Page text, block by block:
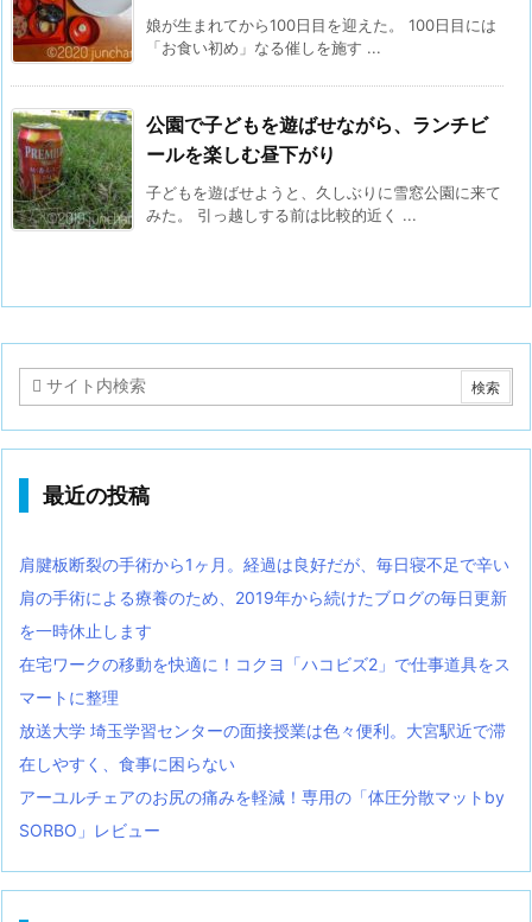
娘が生まれてから100日目を迎えた。 100日目には
「お食い初め」なる催しを施す ...
公園で子どもを遊ばせながら、ランチビ
ールを楽しむ昼下がり
子どもを遊ばせようと、久しぶりに雪窓公園に来て
みた。 引っ越しする前は比較的近く ...
最近の投稿
肩腱板断裂の手術から1ヶ月。経過は良好だが、毎日寝不足で辛い
肩の手術による療養のため、2019年から続けたブログの毎日更新
を一時休止します
在宅ワークの移動を快適に！コクヨ「ハコビズ2」で仕事道具をス
マートに整理
放送大学 埼玉学習センターの面接授業は色々便利。大宮駅近で滞
在しやすく、食事に困らない
アーユルチェアのお尻の痛みを軽減！専用の「体圧分散マットby
SORBO」レビュー